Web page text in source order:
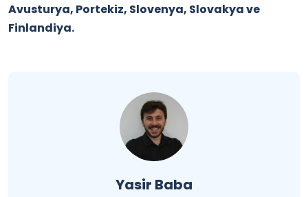
Avusturya, Portekiz, Slovenya, Slovakya ve
Finlandiya.
Yasir Baba